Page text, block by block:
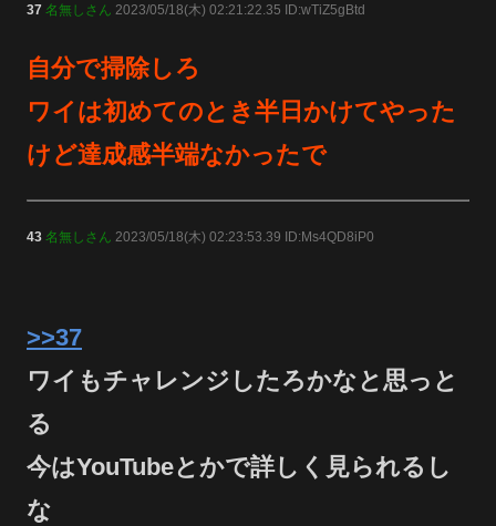
37 名無しさん 2023/05/18(木) 02:21:22.35 ID:wTiZ5gBtd
自分で掃除しろ
ワイは初めてのとき半日かけてやった
けど達成感半端なかったで
43 名無しさん 2023/05/18(木) 02:23:53.39 ID:Ms4QD8iP0
>>37
ワイもチャレンジしたろかなと思っと
る
今はYouTubeとかで詳しく見られるし
な